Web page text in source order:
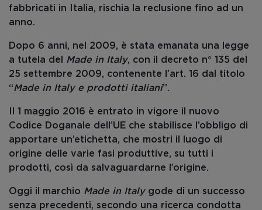
fabbricati in Italia, rischia la reclusione fino ad un
anno.
Dopo 6 anni, nel 2009, è stata emanata una legge
a tutela del Made in Italy, con il decreto n° 135 del
25 settembre 2009, contenente l’art. 16 dal titolo
“Made in Italy e prodotti italiani”.
Il 1 maggio 2016 è entrato in vigore il nuovo
Codice Doganale dell’UE che stabilisce l’obbligo di
apportare un’etichetta, che mostri il luogo di
origine delle varie fasi produttive, su tutti i
prodotti, così da salvaguardarne l’origine.
Oggi il marchio Made in Italy gode di un successo
senza precedenti, secondo una ricerca condotta